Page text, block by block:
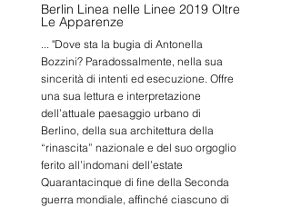
Berlin Linea nelle Linee 2019 Oltre
Le Apparenze
... "Dove sta la bugia di Antonella
Bozzini? Paradossalmente, nella sua
sincerità di intenti ed esecuzione. Offre
una sua lettura e interpretazione
dell’attuale paesaggio urbano di
Berlino, della sua architettura della
“rinascita” nazionale e del suo orgoglio
ferito all’indomani dell’estate
Quarantacinque di fine della Seconda
guerra mondiale, affinché ciascuno di